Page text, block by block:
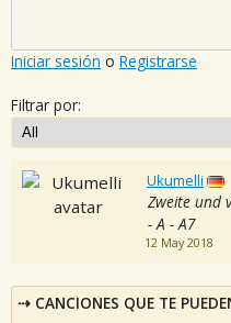
Iniciar sesión o Registrarse
Filtrar por:
Ukumelli
Zweite und
- A - A7
12 May 2018
CANCIONES QUE TE